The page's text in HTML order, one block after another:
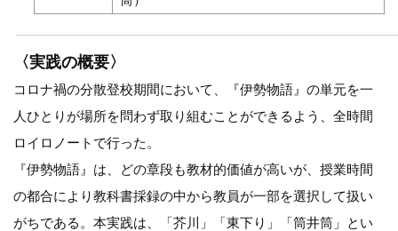
〈実践の概要〉
コロナ禍の分散登校期間において、『伊勢物語』の単元を一
人ひとりが場所を問わず取り組むことができるよう、全時間
ロイロノートで行った。
『伊勢物語』は、どの章段も教材的価値が高いが、授業時間
の都合により教科書採録の中から教員が一部を選択して扱い
がちである。本実践は、「芥川」「東下り」「筒井筒」とい